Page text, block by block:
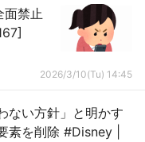
面禁止
2026/3/10(Tu) 14:45
ない方針」と明かす
を削除 #Disney |